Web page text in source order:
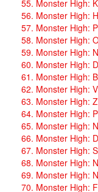
55. Monster High:
56. Monster High:
57. Monster High:
58. Monster High:
59. Monster High:
60. Monster High:
61. Monster High:
62. Monster High:
63. Monster High:
64. Monster High:
65. Monster High:
66. Monster High:
67. Monster High:
68. Monster High:
69. Monster High:
70. Monster High: